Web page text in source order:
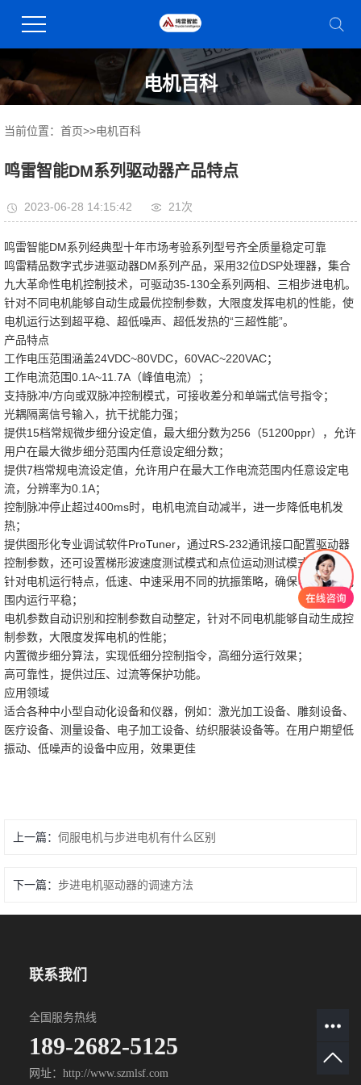
电机百科
当前位置： 首页>>电机百科
鸣雷智能DM系列驱动器产品特点
2023-06-28 14:15:42 21次
鸣雷智能DM系列经典型十年市场考验系列型号齐全质量稳定可靠
鸣雷精品数字式步进驱动器DM系列产品，采用32位DSP处理器，集合
九大革命性电机控制技术，可驱动35-130全系列两相、三相步进电机。
针对不同电机能够自动生成最优控制参数，大限度发挥电机的性能，使
电机运行达到超平稳、超低噪声、超低发热的“三超性能”。
产品特点
工作电压范围涵盖24VDC~80VDC，60VAC~220VAC；
工作电流范围0.1A~11.7A（峰值电流）；
支持脉冲/方向或双脉冲控制模式，可接收差分和单端式信号指令；
光耦隔离信号输入，抗干扰能力强；
提供15档常规微步细分设定值，最大细分数为256（51200ppr），允许
用户在最大微步细分范围内任意设定细分数；
提供7档常规电流设定值，允许用户在最大工作电流范围内任意设定电
流，分辨率为0.1A；
控制脉冲停止超过400ms时，电机电流自动减半，进一步降低电机发
热；
提供图形化专业调试软件ProTuner，通过RS-232通讯接口配置驱动器
控制参数，还可设置梯形波速度测试模式和点位运动测试模式；
针对电机运行特点，低速、中速采用不同的抗振策略，确保电机全速范
围内运行平稳；
电机参数自动识别和控制参数自动整定，针对不同电机能够自动生成控
制参数，大限度发挥电机的性能；
内置微步细分算法，实现低细分控制指令，高细分运行效果；
高可靠性，提供过压、过流等保护功能。
应用领域
适合各种中小型自动化设备和仪器，例如：激光加工设备、雕刻设备、
医疗设备、测量设备、电子加工设备、纺织服装设备等。在用户期望低
振动、低噪声的设备中应用，效果更佳
上一篇： 伺服电机与步进电机有什么区别
下一篇： 步进电机驱动器的调速方法
联系我们
全国服务热线
189-2682-5125
网址：http://www.szmlsf.com